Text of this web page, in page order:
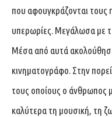
που αφουγκράζονται
υπερωρίες. Μεγάλωσα με
Μέσα από αυτά
κινηματογράφο. Στην
τους οποίους ο άνθρωπος
καλύτερα τη μουσική, τη